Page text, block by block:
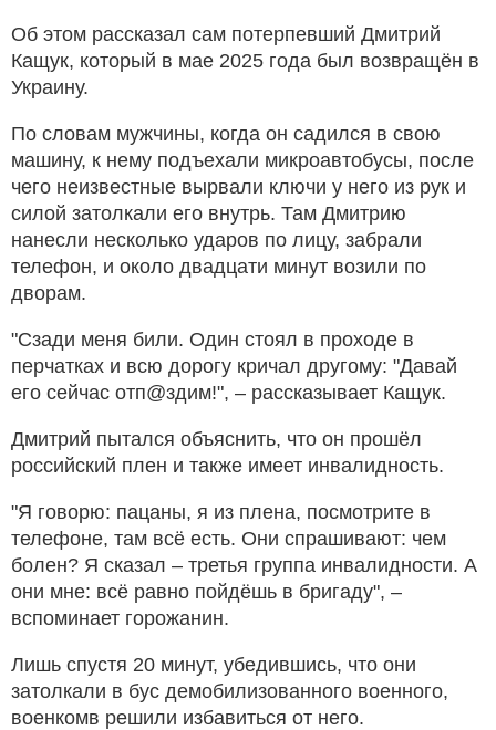
Об этом рассказал сам потерпевший Дмитрий
Кащук, который в мае 2025 года был возвращён в
Украину.
По словам мужчины, когда он садился в свою
машину, к нему подъехали микроавтобусы, после
чего неизвестные вырвали ключи у него из рук и
силой затолкали его внутрь. Там Дмитрию
нанесли несколько ударов по лицу, забрали
телефон, и около двадцати минут возили по
дворам.
"Сзади меня били. Один стоял в проходе в
перчатках и всю дорогу кричал другому: "Давай
его сейчас отп@здим!", – рассказывает Кащук.
Дмитрий пытался объяснить, что он прошёл
российский плен и также имеет инвалидность.
"Я говорю: пацаны, я из плена, посмотрите в
телефоне, там всё есть. Они спрашивают: чем
болен? Я сказал – третья группа инвалидности. А
они мне: всё равно пойдёшь в бригаду", –
вспоминает горожанин.
Лишь спустя 20 минут, убедившись, что они
затолкали в бус демобилизованного военного,
военкомв решили избавиться от него.